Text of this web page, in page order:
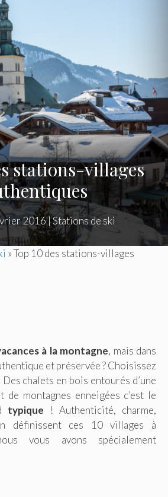
stations-villages
2016|Stations de ski
»Top 10 des stations-villages
à la montagne, mais dans
et préservée ? Choisissez
chalets en bois entourés d’une
de montagnes enneigées c’est le
typique
! Authenticité, charme,
définissent ces 10 villages à
vous avons spécialement